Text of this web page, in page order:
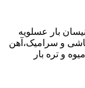
بار عسلویه
و سرامیک،آهن
و تره بار